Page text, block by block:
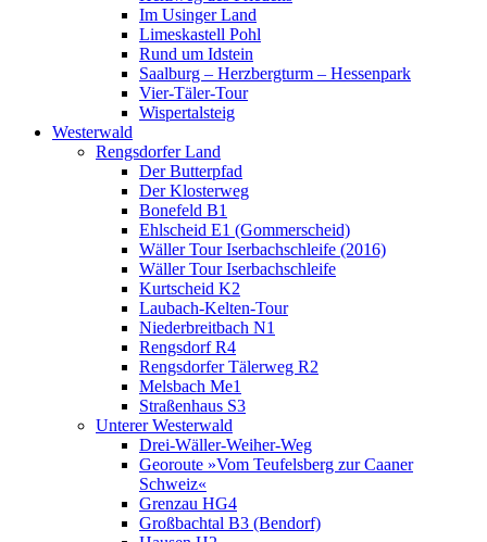
Im Usinger Land
Limeskastell Pohl
Rund um Idstein
Saalburg – Herzbergturm – Hessenpark
Vier-Täler-Tour
Wispertalsteig
Westerwald
Rengsdorfer Land
Der Butterpfad
Der Klosterweg
Bonefeld B1
Ehlscheid E1 (Gommerscheid)
Wäller Tour Iserbachschleife (2016)
Wäller Tour Iserbachschleife
Kurtscheid K2
Laubach-Kelten-Tour
Niederbreitbach N1
Rengsdorf R4
Rengsdorfer Tälerweg R2
Melsbach Me1
Straßenhaus S3
Unterer Westerwald
Drei-Wäller-Weiher-Weg
Georoute »Vom Teufelsberg zur Caaner
Schweiz«
Grenzau HG4
Großbachtal B3 (Bendorf)